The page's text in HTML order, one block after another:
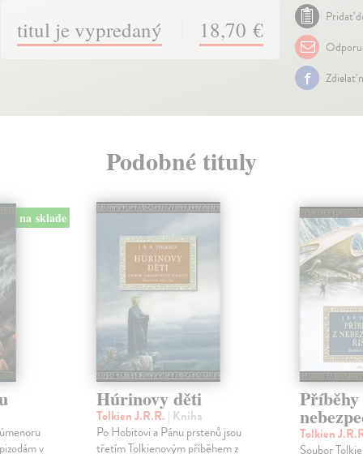
titul je vypredaný 18,70 €
Pridať
Zdielať
Podobné tituly
na sklade
v
Húrinovy děti
Tolkien J.R.R. | Kniha
Po Hobitovi a Pánu prstenů jsou
třetím Tolkienovým příběhem z
Tolkien
Soubor